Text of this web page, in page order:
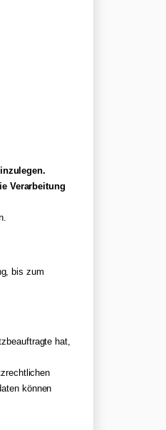
Verarbeitung
bis zum
hat,
können